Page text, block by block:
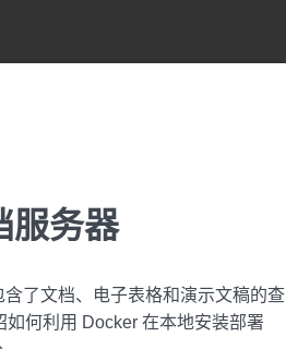
服务器
了文档、电子表格和演示文稿的查
何利用 Docker 在本地安装部署